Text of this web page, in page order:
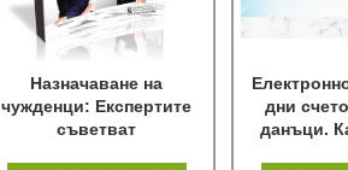
Назначаване на
чужденци: Експертите
съветват
дни
данъци.